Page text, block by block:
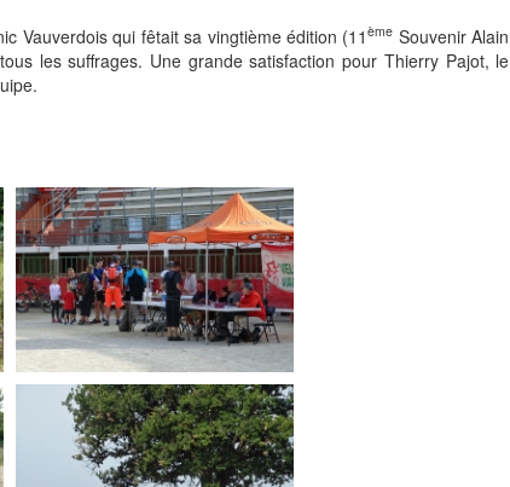
Vauverdois qui fêtait sa vingtième édition (11ème Souvenir Alain
les suffrages. Une grande satisfaction pour Thierry Pajot, le